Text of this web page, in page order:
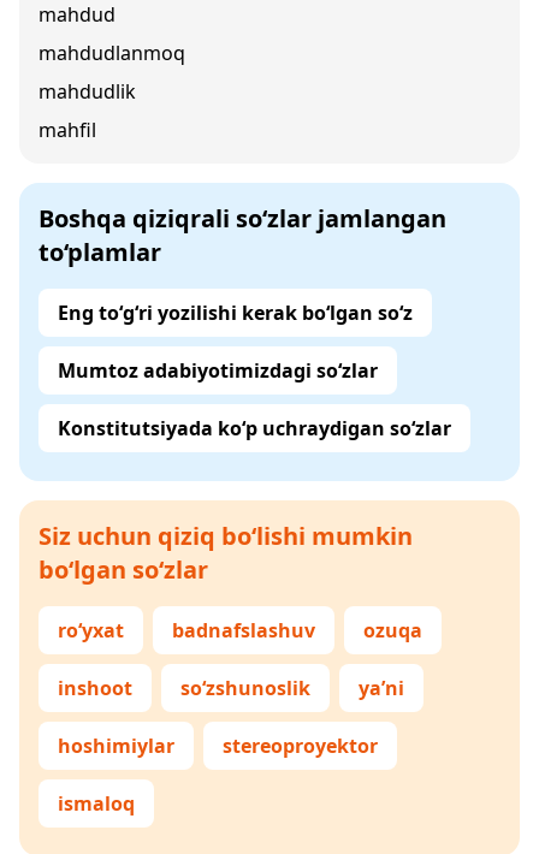
mahdud
mahdudlanmoq
mahdudlik
mahfil
Boshqa qiziqrali so‘zlar jamlangan
to‘plamlar
Eng to‘g‘ri yozilishi kerak bo‘lgan so‘z
Mumtoz adabiyotimizdagi so‘zlar
Konstitutsiyada ko‘p uchraydigan so‘zlar
Siz uchun qiziq bo‘lishi mumkin
bo‘lgan so‘zlar
ro‘yxat badnafslashuv ozuqa
inshoot so‘zshunoslik ya’ni
hoshimiylar stereoproyektor
ismaloq